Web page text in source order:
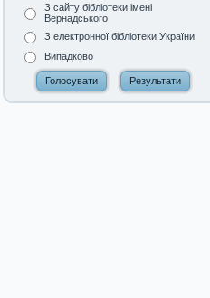
З сайту бібліотеки імені
Вернадського
З електронної бібліотеки України
Випадково